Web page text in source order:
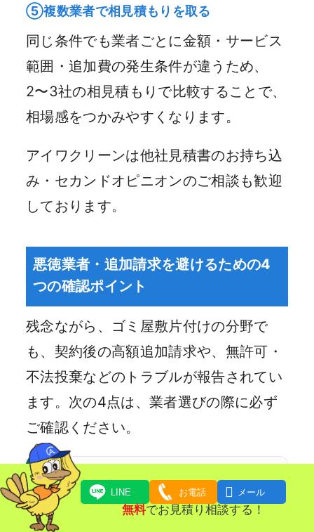
⑤複数業者で相見積もりを取る
同じ条件でも業者ごとに金額・サービス
範囲・追加費の発生条件が違うため、
2〜3社の相見積もりで比較することで、
相場感をつかみやすくなります。
アイワクリーンは他社見積書のお持ち込
み・セカンドオピニオンのご相談も歓迎
しております。
悪徳業者・追加請求を避けるための4
つの確認ポイント
残念ながら、ゴミ屋敷片付けの分野で
も、契約後の高額追加請求や、無許可・
不法投棄などのトラブルが報告されてい
ます。次の4点は、業者選びの際に必ず
ご確認ください。
①見積書を必ず書面・データ
LINE お電話  メール
無料でお見積り相談する！